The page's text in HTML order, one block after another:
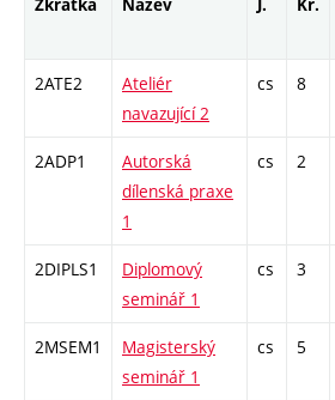
Zkratka Název J. Kr.
2ATE2
Ateliér
navazující 2
cs 8
2ADP1
Autorská
dílenská praxe
1
cs 2
2DIPLS1
Diplomový
seminář 1
cs 3
2MSEM1
Magisterský
seminář 1
cs 5